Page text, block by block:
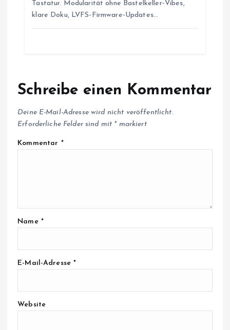
Tastatur. Modularität ohne Bastelkeller-Vibes,
klare Doku, LVFS-Firmware-Updates…
Schreibe einen Kommentar
Deine E-Mail-Adresse wird nicht veröffentlicht.
Erforderliche Felder sind mit *markiert
Kommentar *
Name *
E-Mail-Adresse*
Website